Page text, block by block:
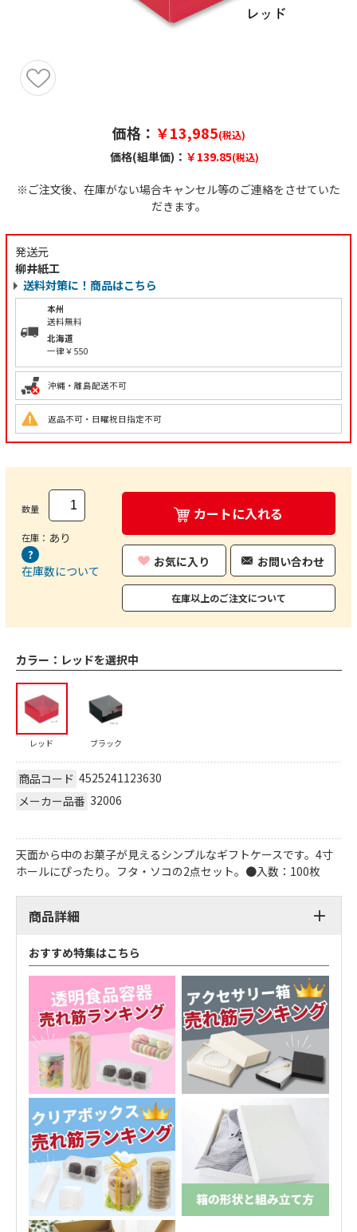
価格： ￥13,985(税込)
価格(組単価)： ￥139.85(税込)
※ご注文後、在庫がない場合キャンセル等のご連絡をさせていた
だきます。
発送元
柳井紙工
送料対策に！商品はこちら
本州
送料無料
北海道
一律￥550
沖縄・離島配送不可
返品不可・日曜祝日指定不可
数量
在庫： あり
在庫数について
カートに入れる
お気に入り お問い合わせ
在庫以上のご注文について
カラー： レッドを選択中
レッド ブラック
商品コード 4525241123630
メーカー品番 32006
天面から中のお菓子が見えるシンプルなギフトケースです。4寸
ホールにぴったり。フタ・ソコの2点セット。●入数：100枚
商品詳細
おすすめ特集はこちら